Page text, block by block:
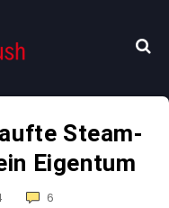
Steam-
Eigentum
6